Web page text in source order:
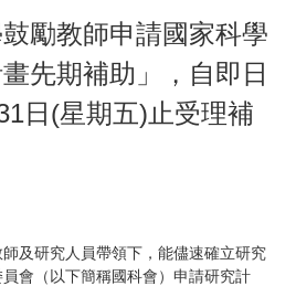
鼓勵教師申請國家科學
先期補助」，自即日
日(星期五)止受理補
及研究人員帶領下，能儘速確立研究
會（以下簡稱國科會）申請研究計